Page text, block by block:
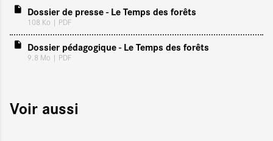
Dossier de presse - Le Temps des forêts
108 Ko | PDF
Dossier pédagogique - Le Temps des forêts
9.8 Mo | PDF
Voir aussi